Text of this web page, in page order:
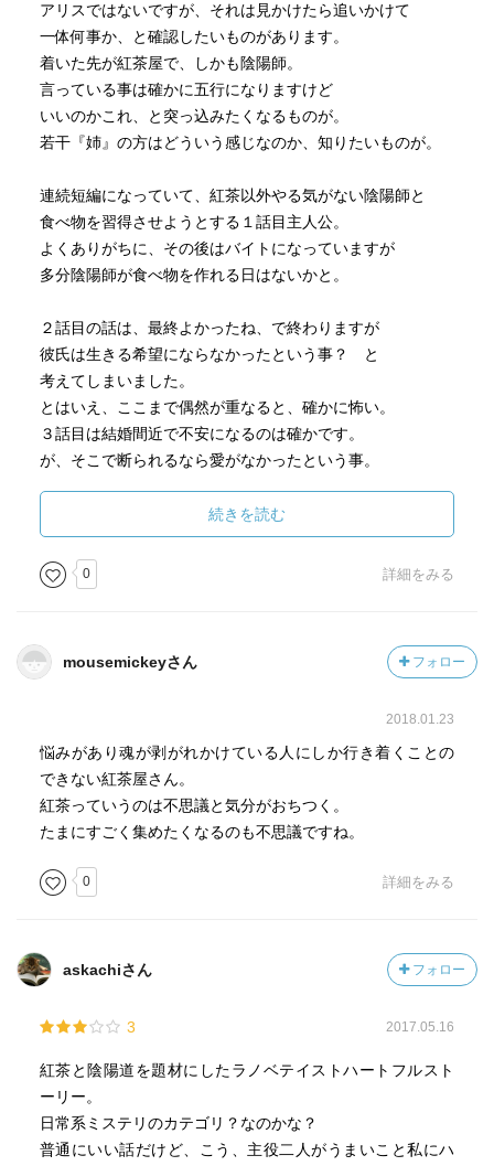
アリスではないですが、それは見かけたら追いかけて
一体何事か、と確認したいものがあります。
着いた先が紅茶屋で、しかも陰陽師。
言っている事は確かに五行になりますけど
いいのかこれ、と突っ込みたくなるものが。
若干『姉』の方はどういう感じなのか、知りたいものが。
連続短編になっていて、紅茶以外やる気がない陰陽師と
食べ物を習得させようとする１話目主人公。
よくありがちに、その後はバイトになっていますが
多分陰陽師が食べ物を作れる日はないかと。
２話目の話は、最終よかったね、で終わりますが
彼氏は生きる希望にならなかったという事？ と
考えてしまいました。
とはいえ、ここまで偶然が重なると、確かに怖い。
３話目は結婚間近で不安になるのは確かです。
が、そこで断られるなら愛がなかったという事。
じゃぁ選択する前に聞いてしまえ、とか
思ってしまいました。
続きを読む
0 詳細をみる
mousemickeyさん フォロー
2018.01.23
悩みがあり魂が剥がれかけている人にしか行き着くことの
できない紅茶屋さん。
紅茶っていうのは不思議と気分がおちつく。
たまにすごく集めたくなるのも不思議ですね。
0 詳細をみる
askachiさん フォロー
3 2017.05.16
紅茶と陰陽道を題材にしたラノベテイストハートフルスト
ーリー。
日常系ミステリのカテゴリ？なのかな？
普通にいい話だけど、こう、主役二人がうまいこと私にハ